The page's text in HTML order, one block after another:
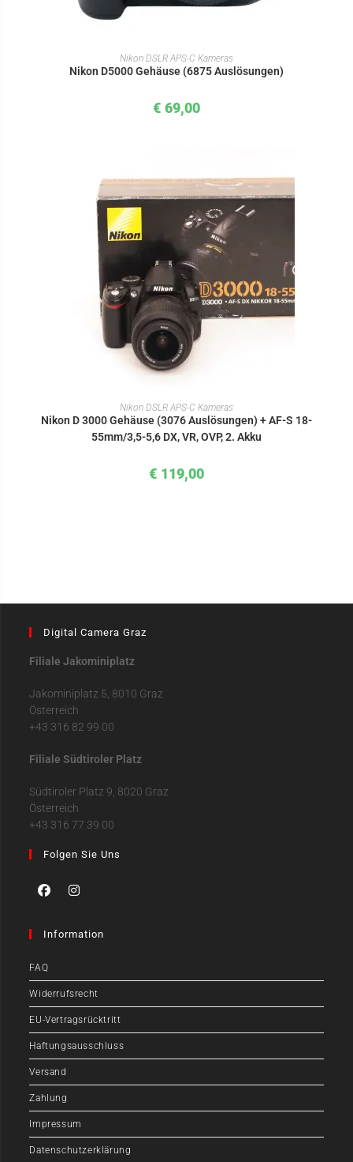
IN DEN WARENKORB
Nikon DSLR APS-C Kameras
Nikon D5000 Gehäuse (6875 Auslösungen)
€ 69,00
IN DEN WARENKORB
Nikon DSLR APS-C Kameras
Nikon D 3000 Gehäuse (3076 Auslösungen) + AF-S 18-
55mm/3,5-5,6 DX, VR, OVP, 2. Akku
€ 119,00
Digital Camera Graz
Filiale Jakominiplatz
Jakominiplatz 5, 8010 Graz
Österreich
+43 316 82 99 00
Filiale Südtiroler Platz
Südtiroler Platz 9, 8020 Graz
Österreich
+43 316 77 39 00
Folgen Sie Uns
Information
FAQ
Widerrufsrecht
EU-Vertragsrücktritt
Haftungsausschluss
Versand
Zahlung
Impressum
Datenschutzerklärung